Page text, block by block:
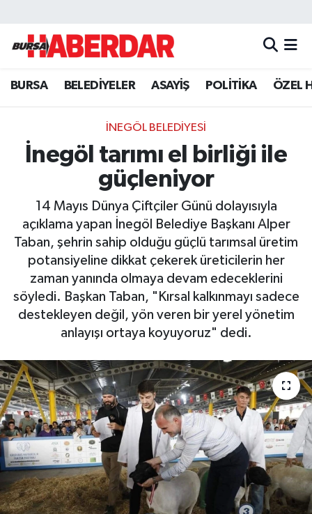
BURSA BELEDİYELER ASAYİŞ POLİTİKA ÖZEL
İNEGÖL BELEDİYESİ
İnegöl tarımı el birliği ile
güçleniyor
14 Mayıs Dünya Çiftçiler Günü dolayısıyla
açıklama yapan İnegöl Belediye Başkanı Alper
Taban, şehrin sahip olduğu güçlü tarımsal üretim
potansiyeline dikkat çekerek üreticilerin her
zaman yanında olmaya devam edeceklerini
söyledi. Başkan Taban, "Kırsal kalkınmayı sadece
destekleyen değil, yön veren bir yerel yönetim
anlayışı ortaya koyuyoruz" dedi.
Hava Durumu
Trafik Durumu
Süper Lig Puan Durumu ve Fikstür
Tüm Manşetler
Son Dakika Haberleri
Haber Arşivi